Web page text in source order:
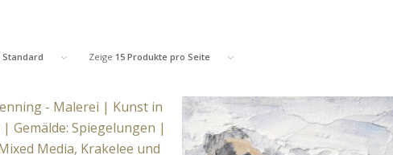
Standard Zeige 15 Produkte pro Seite